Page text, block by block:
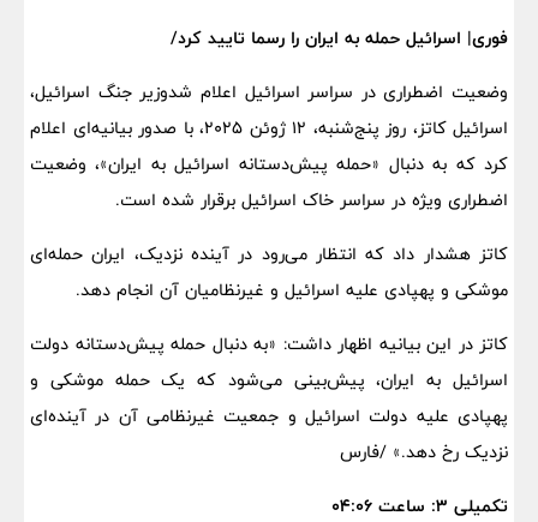
فوری| اسرائیل حمله به ایران را رسما تایید کرد/
وضعیت اضطراری در سراسر اسرائیل اعلام شدوزیر جنگ اسرائیل،
اسرائیل کاتز، روز پنج‌شنبه، ۱۲ ژوئن ۲۰۲۵، با صدور بیانیه‌ای اعلام
کرد که به دنبال «حمله پیش‌دستانه اسرائیل به ایران»، وضعیت
اضطراری ویژه در سراسر خاک اسرائیل برقرار شده است.
کاتز هشدار داد که انتظار می‌رود در آینده نزدیک، ایران حمله‌ای
موشکی و پهپادی علیه اسرائیل و غیرنظامیان آن انجام دهد.
کاتز در این بیانیه اظهار داشت: «به دنبال حمله پیش‌دستانه دولت
اسرائیل به ایران، پیش‌بینی می‌شود که یک حمله موشکی و
پهپادی علیه دولت اسرائیل و جمعیت غیرنظامی آن در آینده‌ای
نزدیک رخ دهد.» /فارس
تکمیلی ۳: ساعت ۰۴:۰۶